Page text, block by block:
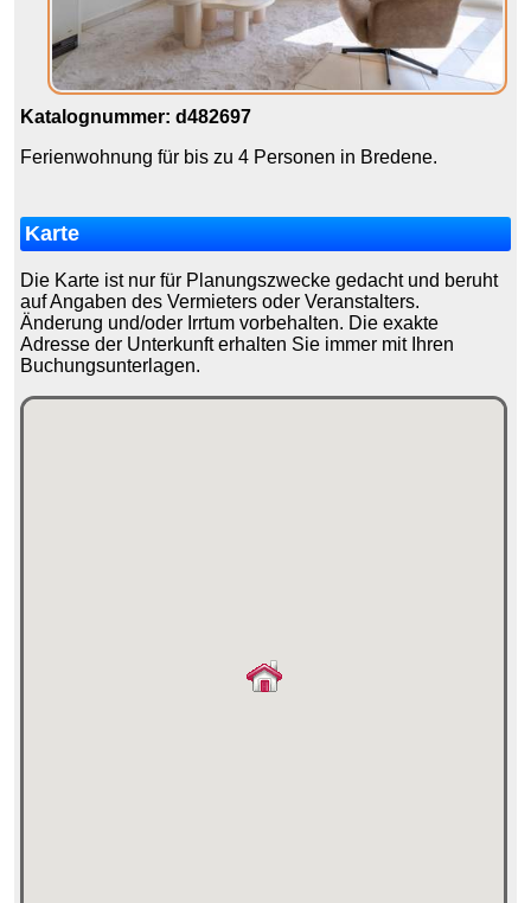
Katalognummer: d482697
Ferienwohnung für bis zu 4 Personen in Bredene.
Karte
Die Karte ist nur für Planungszwecke gedacht und beruht
auf Angaben des Vermieters oder Veranstalters.
Änderung und/oder Irrtum vorbehalten. Die exakte
Adresse der Unterkunft erhalten Sie immer mit Ihren
Buchungsunterlagen.